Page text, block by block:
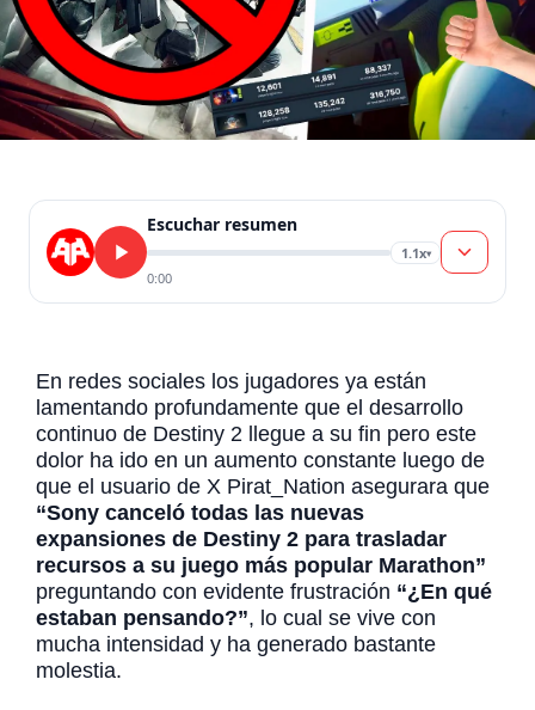
Escuchar resumen
1.1x▾
0:00
En redes sociales los jugadores ya están
lamentando profundamente que el desarrollo
continuo de Destiny 2 llegue a su fin pero este
dolor ha ido en un aumento constante luego de
que el usuario de X Pirat_Nation asegurara que
“Sony canceló todas las nuevas
expansiones de Destiny 2 para trasladar
recursos a su juego más popular Marathon”
preguntando con evidente frustración “¿En qué
estaban pensando?”, lo cual se vive con
mucha intensidad y ha generado bastante
molestia.